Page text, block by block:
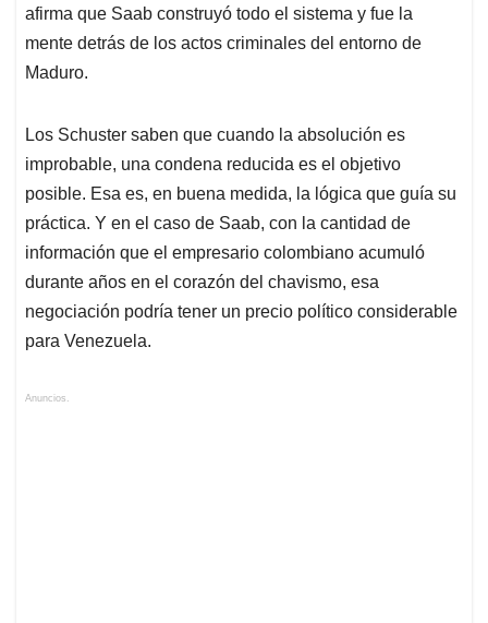
afirma que Saab construyó todo el sistema y fue la
mente detrás de los actos criminales del entorno de
Maduro.
Los Schuster saben que cuando la absolución es
improbable, una condena reducida es el objetivo
posible. Esa es, en buena medida, la lógica que guía su
práctica. Y en el caso de Saab, con la cantidad de
información que el empresario colombiano acumuló
durante años en el corazón del chavismo, esa
negociación podría tener un precio político considerable
para Venezuela.
Anuncios.